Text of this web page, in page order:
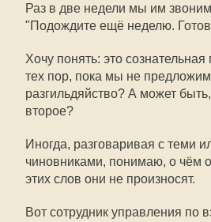
Раз в две недели мы им
"Подождите ещё неделю.
Хочу понять: это сознательная
тех пор, пока мы не
разгильдяйство? А может
второе?
Иногда, разговаривая с теми
чиновниками, понимаю, о чём
этих слов они не произносят.
Вот сотрудник управления по